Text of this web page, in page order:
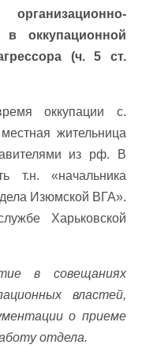
оккупационной
(ч. 5 ст.
оккупации с.
жительница
из рф. В
т.н. «начальника
Изюмской ВГА».
Харьковской
в совещаниях
властей,
о приеме
отдела.